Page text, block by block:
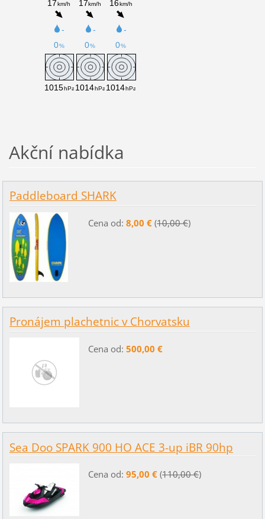
Akční nabídka
Paddleboard SHARK
Cena od: 8,00 €(10,00 €)
Pronájem plachetnic v Chorvatsku
Cena od: 500,00 €
Sea Doo SPARK 900 HO ACE 3-up iBR 90hp
Cena od: 95,00 €(110,00 €)